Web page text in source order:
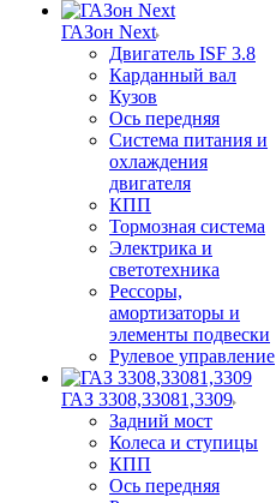
ГАЗон Next
Двигатель ISF 3.8
Карданный вал
Кузов
Ось передняя
Система питания и
охлаждения
двигателя
КПП
Тормозная система
Электрика и
светотехника
Рессоры,
амортизаторы и
элементы подвески
Рулевое управление
ГАЗ 3308,33081,3309
Задний мост
Колеса и ступицы
КПП
Ось передняя